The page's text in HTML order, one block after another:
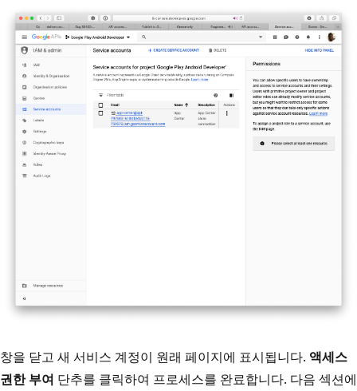
창을 닫고 새 서비스 계정이 원래 페이지에 표시됩니다. 액세스
권한 부여 단추를 클릭하여 프로세스를 완료합니다. 다음 섹션에